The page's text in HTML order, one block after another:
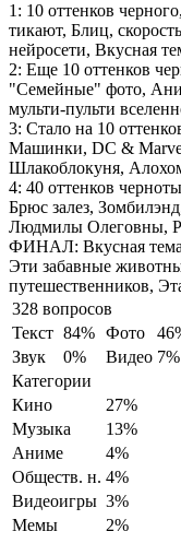
1: 10 оттенков
тикают, Блиц,
нейросети, Вкусная
2: Еще 10 оттенков
"Семейные" фото,
мульти-пульти
3: Стало на 10
Машинки, DC &
Шлакоблокуня,
4: 40 оттенков
Брюс залез,
Людмилы Олеговны,
ФИНАЛ: Вкусная
Эти забавные
путешественников,
328 вопросов
Текст 84% Фото
Звук
0% Видео 7%
Категории
Кино
27%
Музыка
13%
Аниме
4%
Обществ. н. 4%
Видеоигры 3%
Мемы
2%